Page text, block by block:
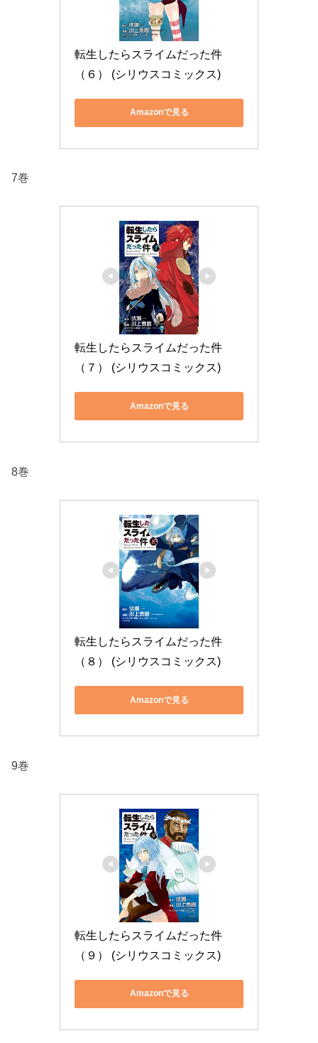
転生したらスライムだった件
（６） (シリウスコミックス)
Amazonで見る
7巻
転生したらスライムだった件
（７） (シリウスコミックス)
Amazonで見る
8巻
転生したらスライムだった件
（８） (シリウスコミックス)
Amazonで見る
9巻
転生したらスライムだった件
（９） (シリウスコミックス)
Amazonで見る